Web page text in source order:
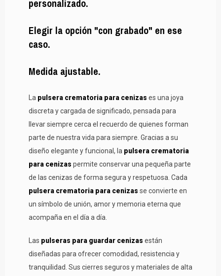
personalizado.
Elegir la opción "con grabado" en ese
caso.
Medida ajustable.
La pulsera crematoria para cenizas es una joya
discreta y cargada de significado, pensada para
llevar siempre cerca el recuerdo de quienes forman
parte de nuestra vida para siempre. Gracias a su
diseño elegante y funcional, la pulsera crematoria
para cenizas permite conservar una pequeña parte
de las cenizas de forma segura y respetuosa. Cada
pulsera crematoria para cenizas se convierte en
un símbolo de unión, amor y memoria eterna que
acompaña en el día a día.
Las pulseras para guardar cenizas están
diseñadas para ofrecer comodidad, resistencia y
tranquilidad. Sus cierres seguros y materiales de alta